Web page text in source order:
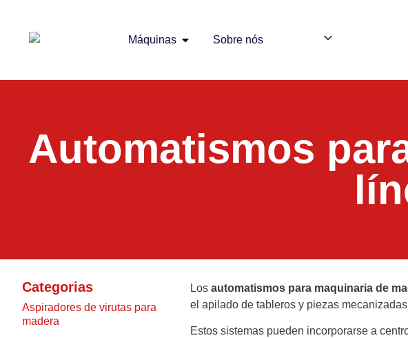
Máquinas Sobre nós
Automatismos
Categorias
Aspiradores de virutas para
madera
Los automatismos para maquinaria de
el apilado de tableros y piezas
Estos sistemas pueden incorporarse a